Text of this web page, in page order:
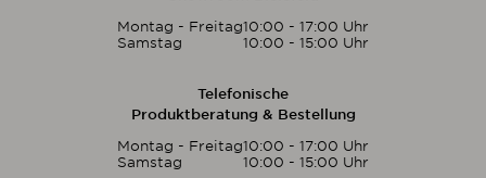
Montag - Freitag10:00 - 17:00 Uhr
Samstag
10:00 - 15:00 Uhr
Telefonische
Produktberatung & Bestellung
Montag - Freitag10:00 - 17:00 Uhr
Samstag
10:00 - 15:00 Uhr